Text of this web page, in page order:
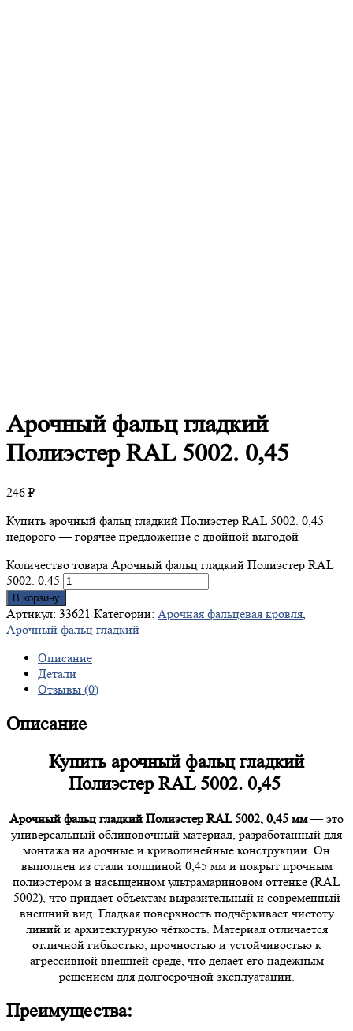
Арочныйфальц гладкий
Полиэстер RAL 5002. 0,45
246 ₽
Купить арочный фальц гладкий Полиэстер RAL 5002. 0,45
недорого — горячее предложение с двойной выгодой
Количество товара Арочный фальц гладкий Полиэстер RAL
5002. 0,45
В корзину
Артикул: 33621 Категории: Арочная фальцевая кровля,
Арочный фальц гладкий
Описание
Детали
Отзывы (0)
Описание
Купить арочный фальц гладкий
Полиэстер RAL 5002. 0,45
Арочный фальц гладкий Полиэстер RAL 5002, 0,45 мм— это
универсальный облицовочный материал, разработанный для
монтажа на арочные и криволинейные конструкции. Он
выполнен из стали толщиной 0,45 мм и покрыт прочным
полиэстером в насыщенном ультрамариновом оттенке (RAL
5002), что придаёт объектам выразительный и современный
внешний вид. Гладкая поверхность подчёркивает чистоту
линий и архитектурную чёткость. Материал отличается
отличной гибкостью, прочностью и устойчивостью к
агрессивной внешней среде, что делает его надёжным
решением для долгосрочной эксплуатации.
Преимущества: